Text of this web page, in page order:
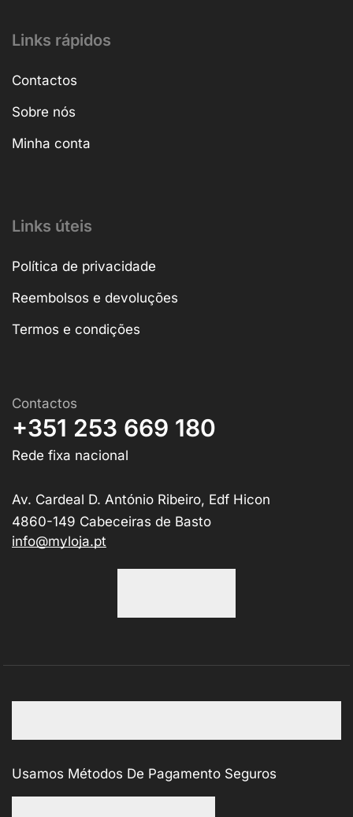
Links rápidos
Contactos
Sobre nós
Minha conta
Links úteis
Política de privacidade
Reembolsos e devoluções
Termos e condições
Contactos
+351 253 669 180
Rede fixa nacional
Av. Cardeal D. António Ribeiro, Edf Hicon
4860-149 Cabeceiras de Basto
info@myloja.pt
Usamos Métodos De Pagamento Seguros